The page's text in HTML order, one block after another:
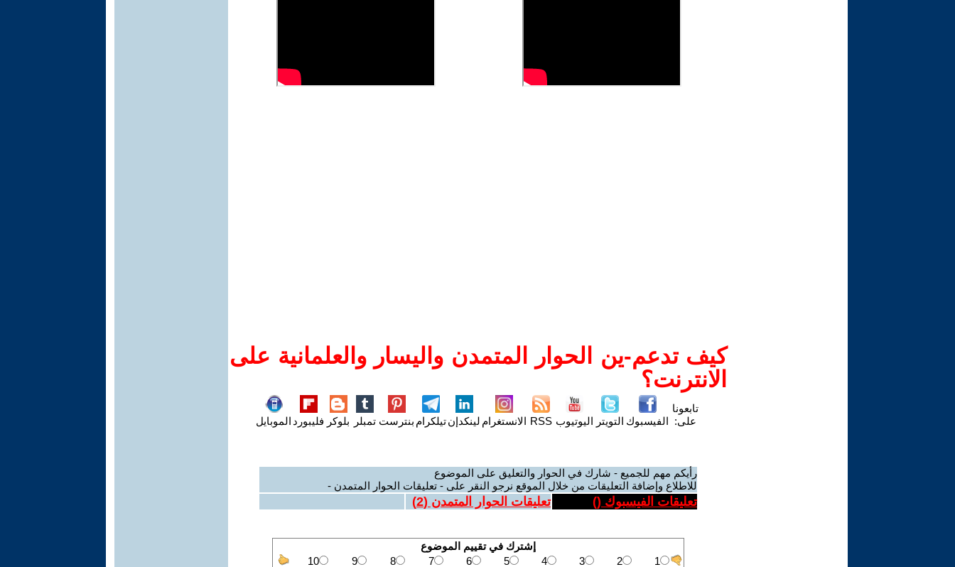
كيف تدعم-ين الحوار المتمدن واليسار والعلمانية على
الانترنت؟
تابعونا
على: الفيسبوك التويتر اليوتيوب RSS الانستغرام لينكدإنتيلكرام بنترست تمبلر بلوكر فليبورد الموبايل
رأيكم مهم للجميع - شارك في الحوار والتعليق على الموضوع
للاطلاع وإضافة التعليقات من خلال الموقع نرجو النقر على - تعليقات الحوار المتمدن -
تعليقات الفيسبوك () تعليقات الحوار المتمدن (2
)